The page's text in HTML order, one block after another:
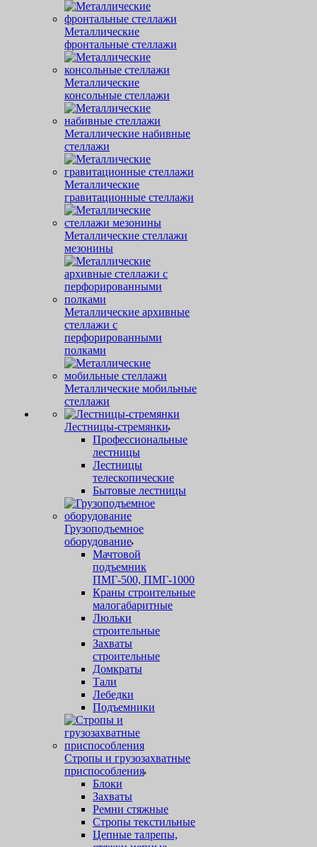
Металлические
фронтальные стеллажи
Металлические
консольные стеллажи
Металлические набивные
стеллажи
Металлические
гравитационные стеллажи
Металлические стеллажи
мезонины
Металлические архивные
стеллажи с
перфорированными
полками
Металлические мобильные
стеллажи
Лестницы-стремянки
Профессиональные
лестницы
Лестницы
телескопические
Бытовые лестницы
Грузоподъемное
оборудование
Мачтовой
подъемник
ПМГ-500, ПМГ-1000
Краны строительные
малогабаритные
Люльки
строительные
Захваты
строительные
Домкраты
Тали
Лебедки
Подъемники
Стропы и грузозахватные
приспособления
Блоки
Захваты
Ремни стяжные
Стропы текстильные
Цепные талрепы,